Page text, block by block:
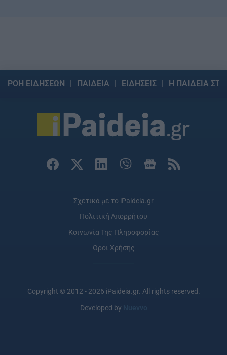
ΡΟΗ ΕΙΔΗΣΕΩΝ ΠΑΙΔΕΙΑ ΕΙΔΗΣΕΙΣ Η ΠΑΙΔΕΙΑ
Σχετικά με το iPaideia.gr
Πολιτική Απορρήτου
Κοινωνία Της Πληροφορίας
Όροι Χρήσης
Copyright © 2012 - 2026 iPaideia.gr. All rights reserved.
Developed by